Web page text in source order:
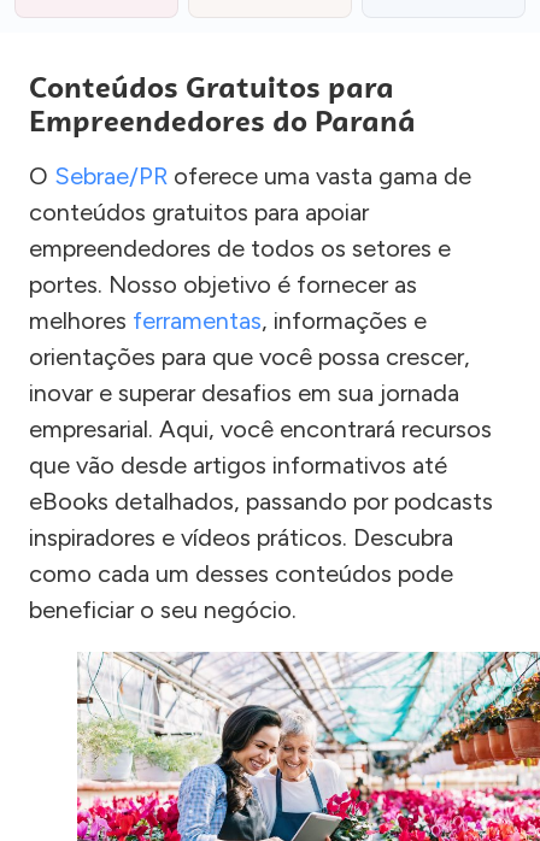
Conteúdos Gratuitos para
Empreendedores do Paraná
O Sebrae/PR oferece uma vasta gama de
conteúdos gratuitos para apoiar
empreendedores de todos os setores e
portes. Nosso objetivo é fornecer as
melhores ferramentas, informações e
orientações para que você possa crescer,
inovar e superar desafios em sua jornada
empresarial. Aqui, você encontrará recursos
que vão desde artigos informativos até
eBooks detalhados, passando por podcasts
inspiradores e vídeos práticos. Descubra
como cada um desses conteúdos pode
beneficiar o seu negócio.